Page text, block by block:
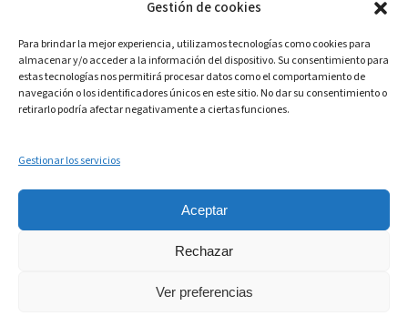
Gestión de cookies
Para brindar la mejor experiencia, utilizamos tecnologías como cookies para
almacenar y/o acceder a la información del dispositivo. Su consentimiento para
estas tecnologías nos permitirá procesar datos como el comportamiento de
navegación o los identificadores únicos en este sitio. No dar su consentimiento o
retirarlo podría afectar negativamente a ciertas funciones.
Gestionar los servicios
Aceptar
Rechazar
Ver preferencias